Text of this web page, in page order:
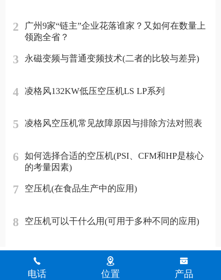
2
广州9家“链主”企业花落谁家？又如何在数量上
领跑全省？
3 永磁变频与普通变频技术(二者的比较与差异)
4 凌格风132KW低压空压机LS LP系列
5 凌格风空压机常见故障原因与排除方法对照表
6
如何选择合适的空压机(PSI、CFM和HP是核心
的考量因素)
7 空压机(在食品生产中的应用)
8 空压机可以干什么用(可用于多种不同的应用)
电话 位置 产品